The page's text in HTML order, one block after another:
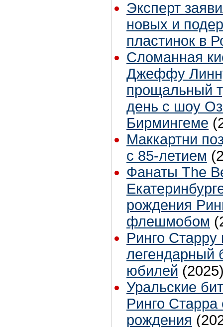
Эксперт
новых и
пластинок в
Сломанная
Джеффу
прощальный
день с шоу
Бирмингеме
Маккартни
с 85-летием
Фанаты The
рождения
флешмобом
Ринго Старру
легендарный
юбилей
Уральские
Ринго
рождения